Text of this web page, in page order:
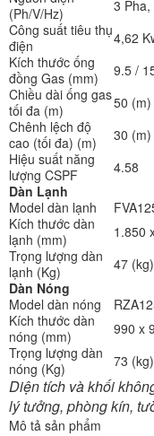
(Ph/V/Hz)
3 Pha,
Công suất tiêu thụ
điện
4,62
Kích thước ống
đồng Gas (mm)
9.5 /
Chiều dài ống gas
tối đa (m)
50 (m)
Chênh lệch độ
cao (tối đa) (m)
30 (m)
Hiệu suất năng
lượng CSPF
4.58
Dàn Lạnh
Model dàn lạnh
Kích thước dàn
lạnh (mm)
1.850
Trọng lượng dàn
lạnh (Kg)
47 (kg)
Dàn Nóng
Model dàn nóng
Kích thước dàn
nóng (mm)
990 x
Trọng lượng dàn
nóng (Kg)
73 (kg)
Diện tích và khối
lý tưởng, phòng kín,
Mô tả sản phẩm